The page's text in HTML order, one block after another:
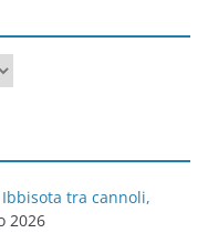
Ibbisota tra cannoli,
2026